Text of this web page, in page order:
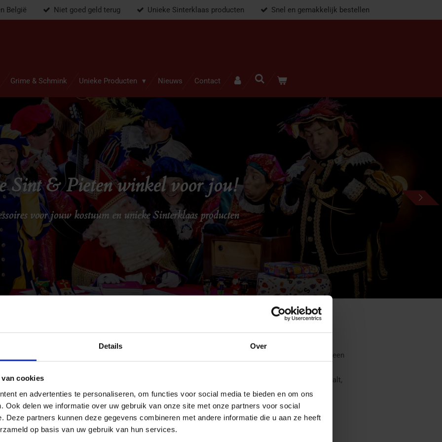
Details Over
cookies
en advertenties te personaliseren, om functies voor social media te bieden en om ons
Ook delen we informatie over uw gebruik van onze site met onze partners voor social
Deze partners kunnen deze gegevens combineren met andere informatie die u aan ze heeft
op basis van uw gebruik van hun services.
België Niet goed geld terug Unieke Sinterklaas producten Snel en gemakkelijk bestellen
Grime & Schmink Unieke Producten Nieuws Contact
Sint & Pieten winkel voor jou!
voor jouw kostuum en unieke Sinterklaas producten
ons best om deze in topconditie aan u te leveren. Toch komt het wel eens voor dat er een
dat er iets anders gebeurt waardoor u aanspraak kunt maken op garantie. Wettelijk gezien bent u
van het gebrek melding bij ons hierover te maken. Indien het gebrek binnen de garantie valt,
reparatie of vervanging.